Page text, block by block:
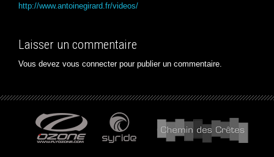
http://www.antoinegirard.fr/videos/
Laisser un commentaire
Vous devez vous connecterpour publier un commentaire.